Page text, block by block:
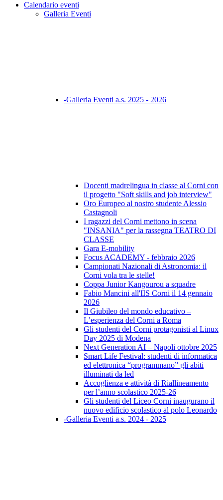
Calendario eventi
Galleria Eventi
-Galleria Eventi a.s. 2025 - 2026
Docenti madrelingua in classe al Corni con
il progetto "Soft skills and job interview"
Oro Europeo al nostro studente Alessio
Castagnoli
I ragazzi del Corni mettono in scena
"INSANIA" per la rassegna TEATRO DI
CLASSE
Gara E-mobility
Focus ACADEMY - febbraio 2026
Campionati Nazionali di Astronomia: il
Corni vola tra le stelle!
Coppa Junior Kangourou a squadre
Fabio Mancini all'IIS Corni il 14 gennaio
2026
Il Giubileo del mondo educativo –
L’esperienza del Corni a Roma
Gli studenti del Corni protagonisti al Linux
Day 2025 di Modena
Next Generation AI – Napoli ottobre 2025
Smart Life Festival: studenti di informatica
ed elettronica “programmano” gli abiti
illuminati da led
Accoglienza e attività di Riallineamento
per l’anno scolastico 2025-26
Gli studenti del Liceo Corni inaugurano il
nuovo edificio scolastico al polo Leonardo
-Galleria Eventi a.s. 2024 - 2025